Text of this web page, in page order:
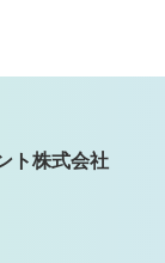
ト株式会社